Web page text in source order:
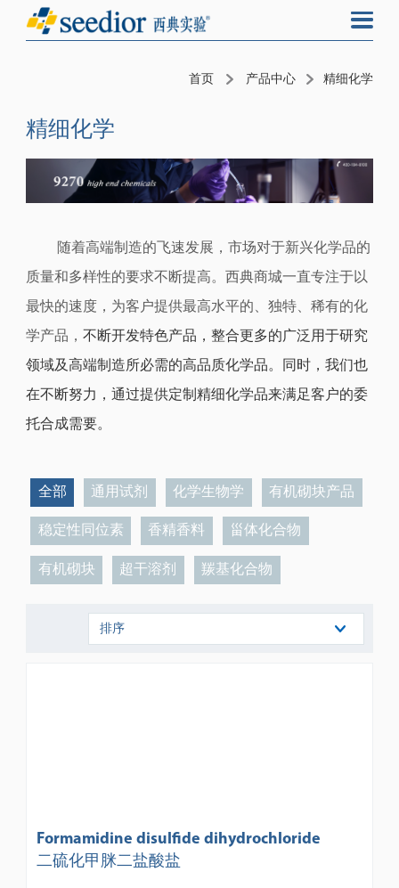
首页 产品中心 精细化学
精细化学
随着高端制造的飞速发展，市场对于新兴化学品的
质量和多样性的要求不断提高。西典商城一直专注于以
最快的速度，为客户提供最高水平的 、独特、稀有的化
学产品，不断开发特色产品，整合更多的广泛用于研究
领域及高端制造所必需的高品质化学品。同时，我们也
在不断努力，通过提供定制精细化学品来满足客户的委
托合成需要。
全部 通用试剂 化学生物学 有机砌块产品
稳定性同位素 香精香料 甾体化合物
有机砌块 超干溶剂 羰基化合物
排序
Formamidine disulfide dihydrochloride
二硫化甲脒二盐酸盐